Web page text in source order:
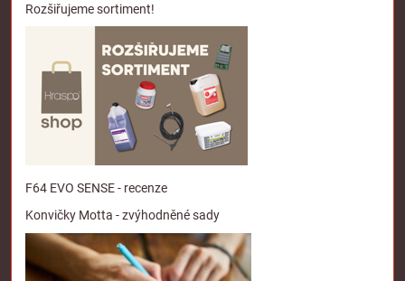
Rozšiřujeme sortiment!
F64 EVO SENSE - recenze
Konvičky Motta - zvýhodněné sady